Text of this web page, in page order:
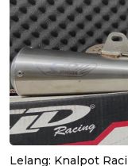
Lelang: Knalpot